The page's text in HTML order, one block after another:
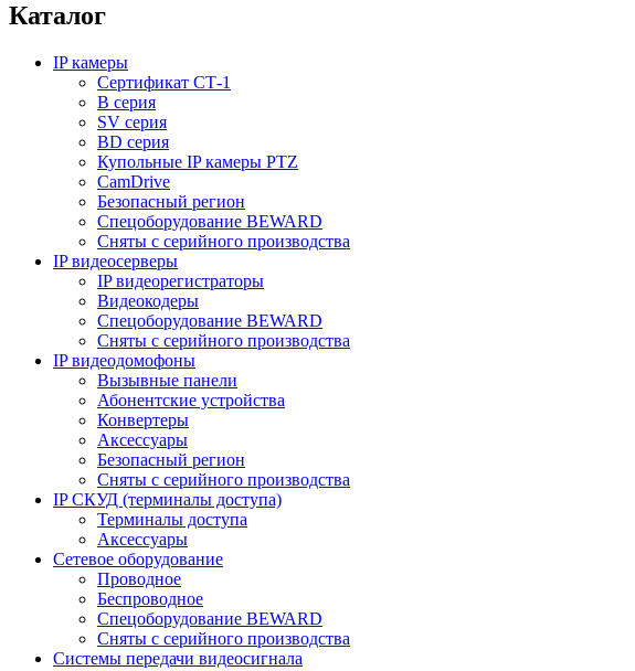
Каталог
IP камеры
Сертификат СТ-1
B серия
SV серия
BD серия
Купольные IP камеры PTZ
CamDrive
Безопасный регион
Спецоборудование BEWARD
Сняты с серийного производства
IP видеосерверы
IP видеорегистраторы
Видеокодеры
Спецоборудование BEWARD
Сняты с серийного производства
IP видеодомофоны
Вызывные панели
Абонентские устройства
Конвертеры
Аксессуары
Безопасный регион
Сняты с серийного производства
IP СКУД (терминалы доступа)
Терминалы доступа
Аксессуары
Сетевое оборудование
Проводное
Беспроводное
Спецоборудование BEWARD
Сняты с серийного производства
Системы передачи видеосигнала